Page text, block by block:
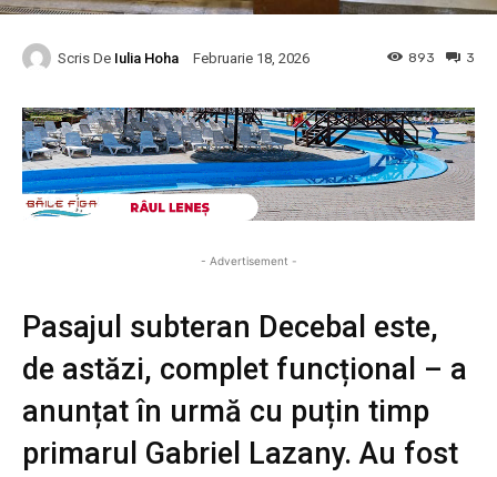
Scris De Iulia Hoha Februarie 18, 2026 3
893
- Advertisement -
Pasajul subteran Decebal este,
de astăzi, complet funcțional – a
anunțat în urmă cu puțin timp
primarul Gabriel Lazany. Au fost